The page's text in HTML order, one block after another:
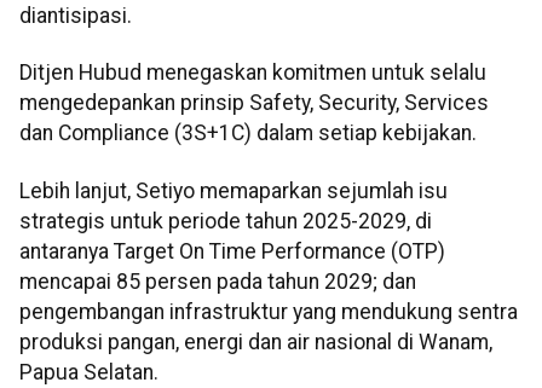
diantisipasi.
Ditjen Hubud menegaskan komitmen untuk selalu
mengedepankan prinsip Safety, Security, Services
dan Compliance (3S+1C) dalam setiap kebijakan.
Lebih lanjut, Setiyo memaparkan sejumlah isu
strategis untuk periode tahun 2025-2029, di
antaranya Target On Time Performance (OTP)
mencapai 85 persen pada tahun 2029; dan
pengembangan infrastruktur yang mendukung sentra
produksi pangan, energi dan air nasional di Wanam,
Papua Selatan.